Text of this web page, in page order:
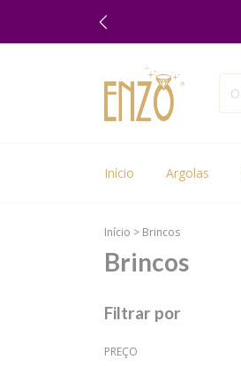
Início Argolas
Início > Brincos
Brincos
Filtrar por
PREÇO